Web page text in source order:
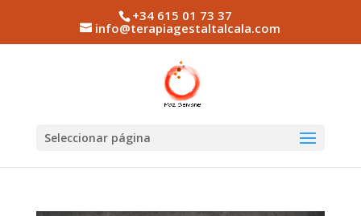
+34 615 01 73 37
info@terapiagestaltalcala.com
Seleccionar página